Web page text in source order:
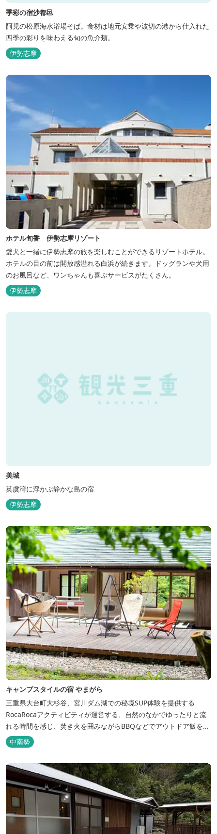
季彩の宿沙都邑
阿児の松原海水浴場そば。食材は地元安乗や波切の港から仕入れた
四季の彩りを味わえる旬の魚介類。
伊勢志摩
ホテル旬香 伊勢志摩リゾート
愛犬と一緒に伊勢志摩の旅を楽しむことができるリゾートホテル。
ホテルの目の前は開放感溢れる白浜が続きます。ドッグランや犬用
のお風呂など、ワンちゃんも喜ぶサービスがたくさん。
伊勢志摩
美城
英虞湾に浮かぶ静かな島の宿
伊勢志摩
キャンプスタイルの宿 やまがら
三重県大台町大杉谷、宮川ダム湖での秘境SUP体験を提供する
RocaRocaアクティビティが運営する、自然のなかでゆったりと流
れる時間を感じ、焚き火を囲みながらBBQなどでアウトドア飯を愉
しめる宿。 ベッドルーム以外でも、満点の星空を眺めながらテント
を張って寝ることもできるキャンプスタイルでおもいおもいのひと
時をお過ごしください。 2023年6月よりペット可となりました。
中南勢